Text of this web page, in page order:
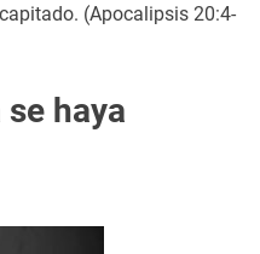
(Apocalipsis 20:4-
haya